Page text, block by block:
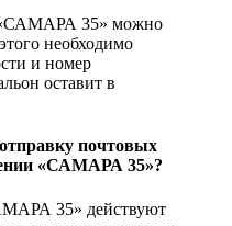
«САМАРА 35» можно
необходимо
и номер
оставит в
почтовых
«САМАРА 35»?
35» действуют